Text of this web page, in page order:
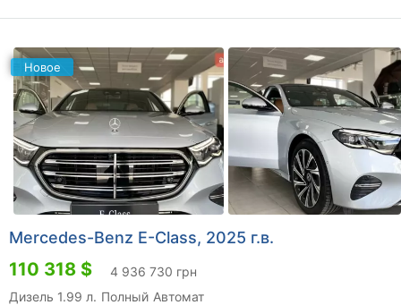
Новое
Mercedes-Benz E-Class, 2025 г.в.
110 318 $
4 936 730 грн
Дизель 1.99 л. Полный Автомат